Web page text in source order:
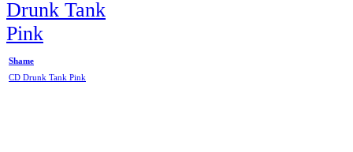
Shame
CD Drunk Tank Pink